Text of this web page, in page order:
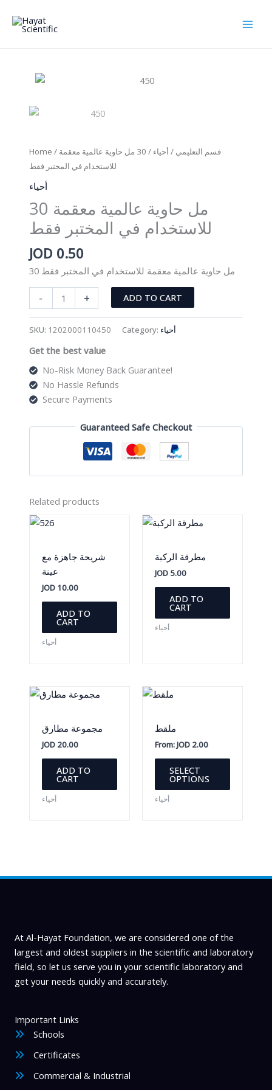
content
Home / قسم التعليمي / أحياء
/ 30 مل حاوية عالمية معقمة
للاستخدام في المختبر فقط
أحياء
30 مل حاوية عالمية معقمة
للاستخدام في المختبر فقط
JOD 0.50
30 مل حاوية عالمية معقمة للاستخدام في المختبر فقط
-
مل
معقمة
للاستخدام
في
المختبر
quantity
+ ADD TO CART
SKU: 1202000110450 Category: أحياء
Get the best value
No-Risk Money Back Guarantee!
No Hassle Refunds
Secure Payments
Guaranteed Safe Checkout
Related products
شريحة جاهزة مع
عينة
JOD10.00
ADD TO
CART
أحياء
مطرقة الركبة
JOD 5.00
ADD TO
CART
أحياء
مجموعة مطارق
JOD20.00
ADD TO
CART
أحياء
ملقط
From:JOD 2.00
SELECT
OPTIONS
This
has
be
product
page
أحياء
At Al-Hayat Foundation, we are considered one of the
largest and oldest suppliers in the scientific and laboratory
field, so let us serve you in your scientific laboratory and
get your needs quickly and accurately.
Important Links
Schools
Certificates
Commercial & Industrial